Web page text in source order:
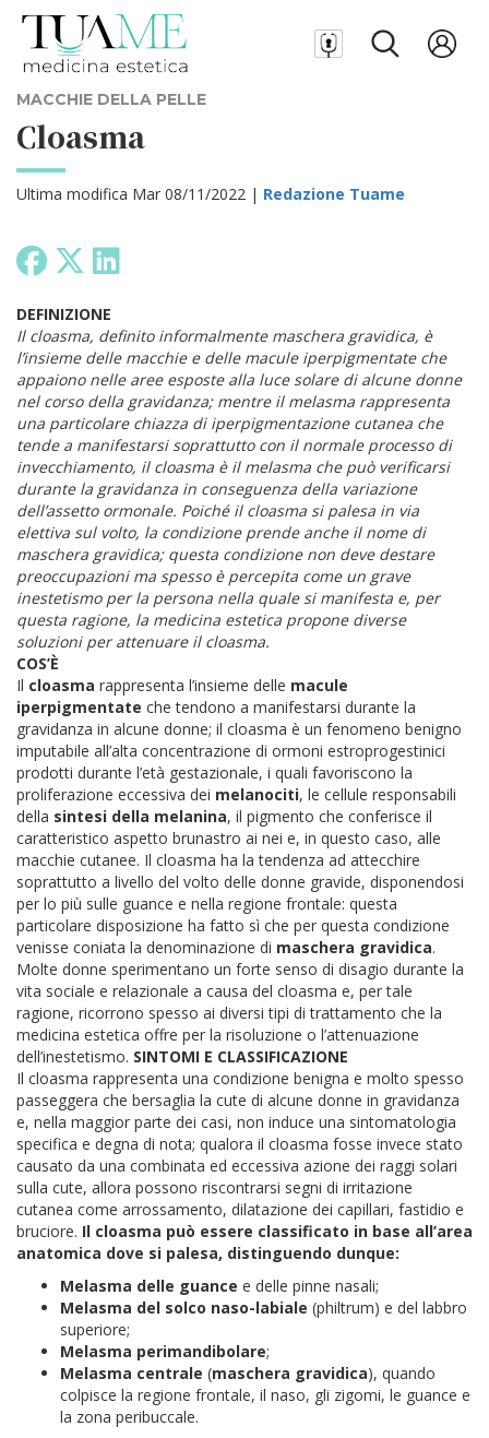
MACCHIE DELLA PELLE
Cloasma
Ultima modifica Mar 08/11/2022 | Redazione Tuame
DEFINIZIONE
Il cloasma, definito informalmente maschera gravidica, è
l’insieme delle macchie e delle macule iperpigmentate che
appaiono nelle aree esposte alla luce solare di alcune donne
nel corso della gravidanza; mentre il melasma rappresenta
una particolare chiazza di iperpigmentazione cutanea che
tende a manifestarsi soprattutto con il normale processo di
invecchiamento, il cloasma è il melasma che può verificarsi
durante la gravidanza in conseguenza della variazione
dell’assetto ormonale. Poiché il cloasma si palesa in via
elettiva sul volto, la condizione prende anche il nome di
maschera gravidica; questa condizione non deve destare
preoccupazioni ma spesso è percepita come un grave
inestetismo per la persona nella quale si manifesta e, per
questa ragione, la medicina estetica propone diverse
soluzioni per attenuare il cloasma.
COS’È
Il cloasma rappresenta l’insieme delle macule
iperpigmentate che tendono a manifestarsi durante la
gravidanza in alcune donne; il cloasma è un fenomeno benigno
imputabile all’alta concentrazione di ormoni estroprogestinici
prodotti durante l’età gestazionale, i quali favoriscono la
proliferazione eccessiva dei melanociti, le cellule responsabili
della sintesi della melanina, il pigmento che conferisce il
caratteristico aspetto brunastro ai nei e, in questo caso, alle
macchie cutanee. Il cloasma ha la tendenza ad attecchire
soprattutto a livello del volto delle donne gravide, disponendosi
per lo più sulle guance e nella regione frontale: questa
particolare disposizione ha fatto sì che per questa condizione
venisse coniata la denominazione di maschera gravidica.
Molte donne sperimentano un forte senso di disagio durante la
vita sociale e relazionale a causa del cloasma e, per tale
ragione, ricorrono spesso ai diversi tipi di trattamento che la
medicina estetica offre per la risoluzione o l’attenuazione
dell’inestetismo. SINTOMI E CLASSIFICAZIONE
Il cloasma rappresenta una condizione benigna e molto spesso
passeggera che bersaglia la cute di alcune donne in gravidanza
e, nella maggior parte dei casi, non induce una sintomatologia
specifica e degna di nota; qualora il cloasma fosse invece stato
causato da una combinata ed eccessiva azione dei raggi solari
sulla cute, allora possono riscontrarsi segni di irritazione
cutanea come arrossamento, dilatazione dei capillari, fastidio e
bruciore. Il cloasma può essere classificato in base all’area
anatomica dove si palesa, distinguendo dunque:
Melasma delle guance e delle pinne nasali;
Melasma del solco naso-labiale (philtrum) e del labbro
superiore;
Melasma perimandibolare;
Melasma centrale (maschera gravidica), quando
colpisce la regione frontale, il naso, gli zigomi, le guance e
la zona peribuccale.